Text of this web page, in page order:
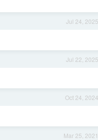
Jul 24, 2025
Jul 22, 2025
Oct 24, 2024
Mar 25, 2021